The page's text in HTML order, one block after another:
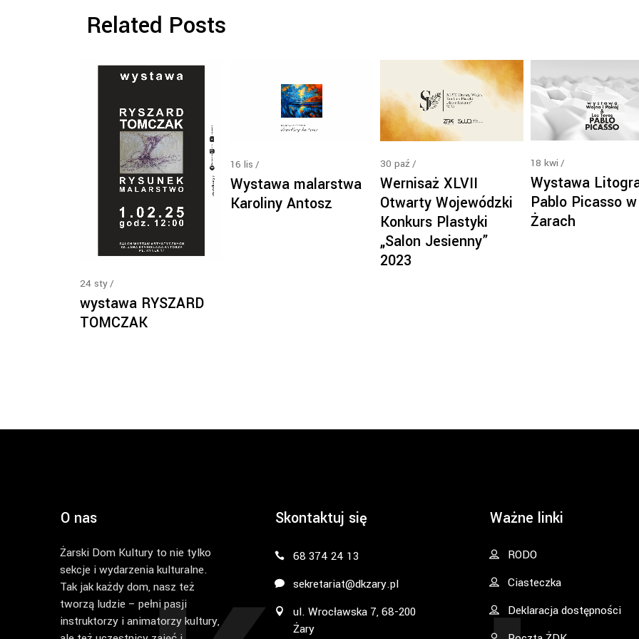
Related Posts
24 sty
wystawa RYSZARD
TOMCZAK
16 lis
Wystawa malarstwa
Karoliny Antosz
30 paź
Wernisaż XLVII
Otwarty Wojewódzki
Konkurs Plastyki
„Salon Jesienny”
2023
18 kwi
Wystawa
Pablo Picasso w
Żarach
O nas
Żarski Dom Kultury to nie tylko
sekcje i wydarzenia kulturalne.
Tak jak każdy dom, nasz też
tworzą ludzie – pełni pasji
instruktorzy i animatorzy kultury,
Skontaktuj się
68 374 24 13
sekretariat@dkzary.pl
ul. Wrocławska 7, 68-200
Żary
Ważne linki
RODO
Ciasteczka
Deklaracja dostępności